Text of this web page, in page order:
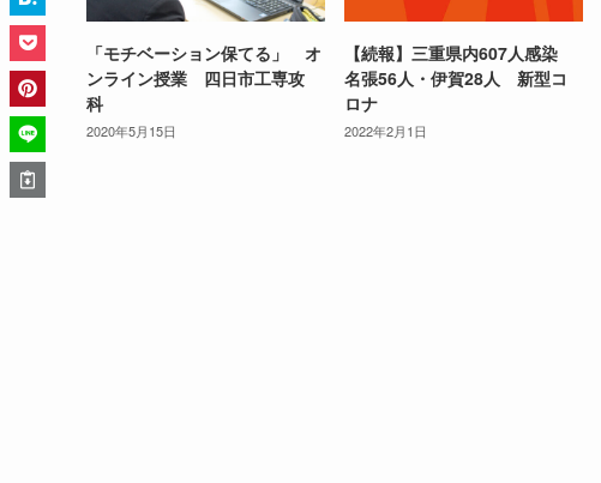
「モチベーション保てる」 オ
ンライン授業 四日市工専攻
科
2020年5月15日
【続報】三重県内607人感染
名張56人・伊賀28人 新型コ
ロナ
2022年2月1日